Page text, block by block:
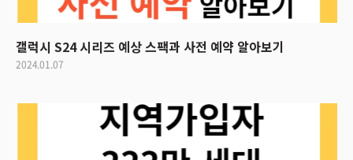
갤럭시 S24 시리즈 예상 스팩과 사전 예약 알아보기
2024.01.07